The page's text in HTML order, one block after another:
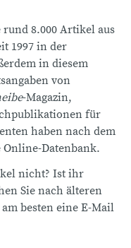
8.000 Artikel aus
1997 in der
in diesem
von
-Magazin,
für
haben nach dem
Datenbank.
nicht? Ist ihr
Sie nach älteren
besten eine E-Mail